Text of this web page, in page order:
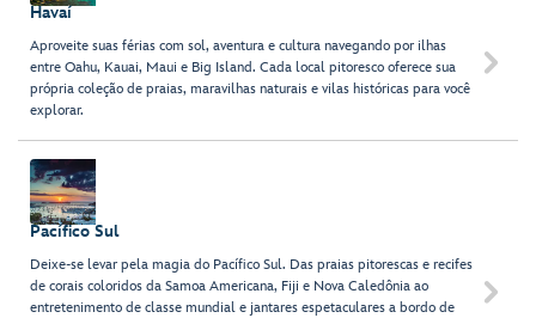
Havaí
Aproveite suas férias com sol, aventura e cultura navegando por ilhas
entre Oahu, Kauai, Maui e Big Island. Cada local pitoresco oferece sua
própria coleção de praias, maravilhas naturais e vilas históricas para você
explorar.

Pacífico Sul
Deixe-se levar pela magia do Pacífico Sul. Das praias pitorescas e recifes
de corais coloridos da Samoa Americana, Fiji e Nova Caledônia ao
entretenimento de classe mundial e jantares espetaculares a bordo de
